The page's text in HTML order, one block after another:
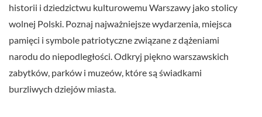
historii i dziedzictwu kulturowemu Warszawy jako stolicy
wolnej Polski. Poznaj najważniejsze wydarzenia, miejsca
pamięci i symbole patriotyczne związane z dążeniami
narodu do niepodległości. Odkryj piękno warszawskich
zabytków, parków i muzeów, które są świadkami
burzliwych dziejów miasta.